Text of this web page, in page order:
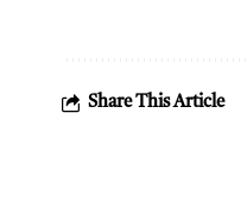
Share This Article